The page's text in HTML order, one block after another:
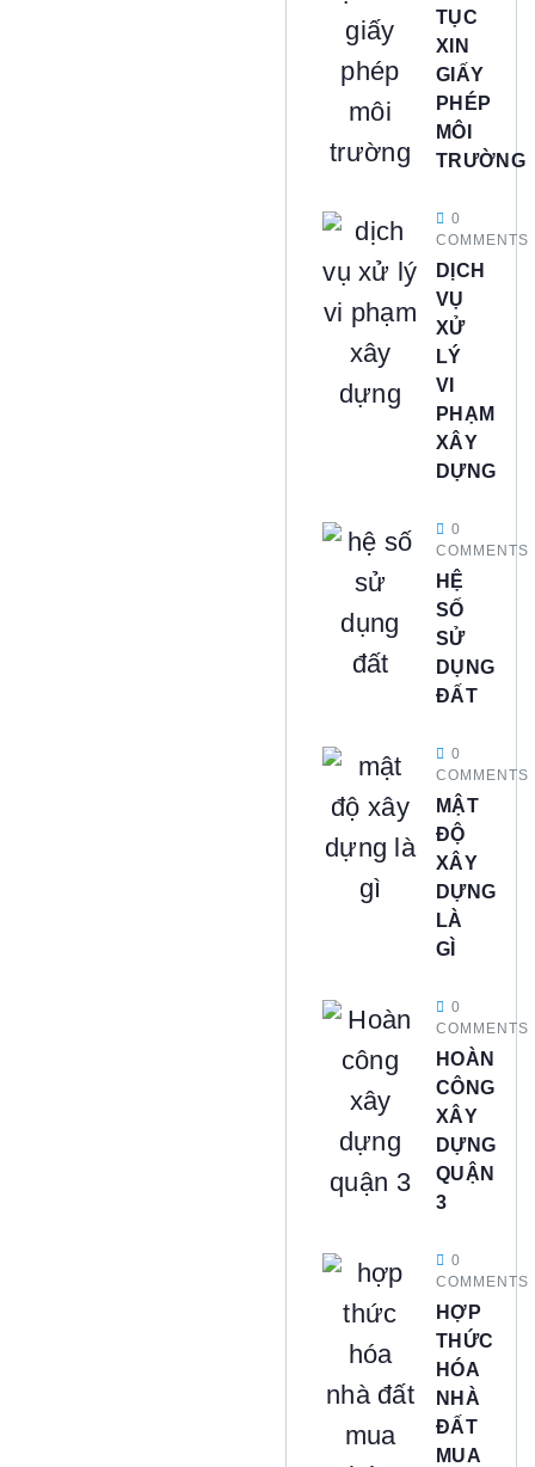
TỤC
XIN
GIẤY
PHÉP
MÔI
TRƯỜNG
0
COMMENTS
DỊCH
VỤ
XỬ
LÝ
VI
PHẠM
XÂY
DỰNG
0
COMMENTS
HỆ
SỐ
SỬ
DỤNG
ĐẤT
0
COMMENTS
MẬT
ĐỘ
XÂY
DỰNG
LÀ
GÌ
0
COMMENTS
HOÀN
CÔNG
XÂY
DỰNG
QUẬN
3
0
COMMENTS
HỢP
THỨC
HÓA
NHÀ
ĐẤT
MUA